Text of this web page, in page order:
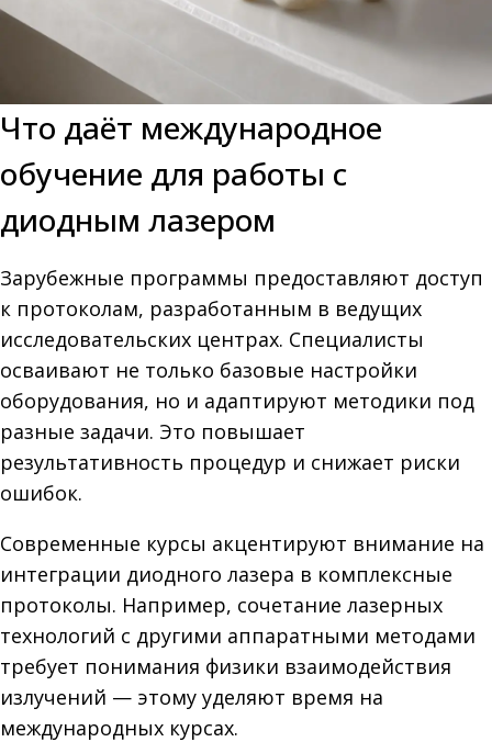
Что даёт международное
обучение для работы с
диодным лазером
Зарубежные программы предоставляют доступ
к протоколам, разработанным в ведущих
исследовательских центрах. Специалисты
осваивают не только базовые настройки
оборудования, но и адаптируют методики под
разные задачи. Это повышает
результативность процедур и снижает риски
ошибок.
Современные курсы акцентируют внимание на
интеграции диодного лазера в комплексные
протоколы. Например, сочетание лазерных
технологий с другими аппаратными методами
требует понимания физики взаимодействия
излучений — этому уделяют время на
международных курсах.